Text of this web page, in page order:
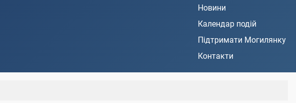
Новини
Календар подій
Підтримати Могилянку
Контакти